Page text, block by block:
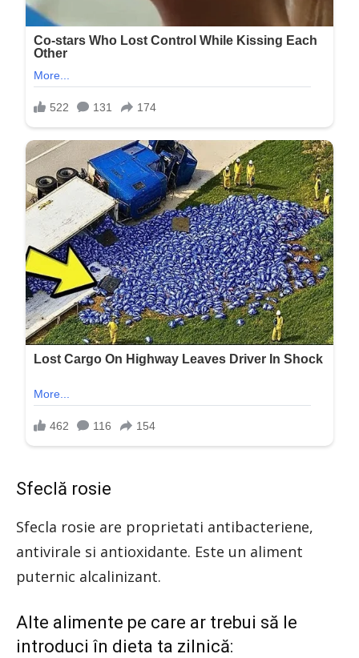
Sfeclă rosie
Sfecla rosie are proprietati antibacteriene,
antivirale si antioxidante. Este un aliment
puternic alcalinizant.
Alte alimente pe care ar trebui să le
introduci în dieta ta zilnică: